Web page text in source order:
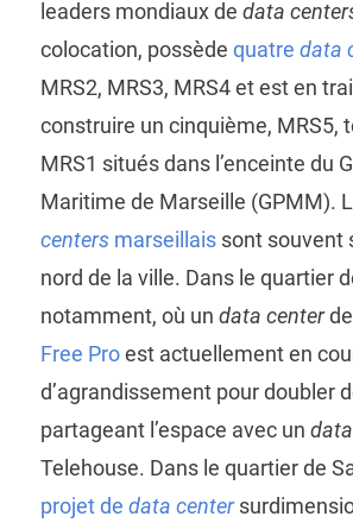
leaders mondiaux de data
colocation, possède quatre data
MRS2, MRS3, MRS4 et est en
construire un cinquième, MRS5,
MRS1 situés dans l’enceinte du
Maritime de Marseille (GPMM).
centersmarseillaissont souvent
nord de la ville. Dans le quartier
notamment, où un data centerde
Free Proest actuellement en
d’agrandissement pour doubler
partageant l’espace avec un
Telehouse. Dans le quartier de
projet de data center